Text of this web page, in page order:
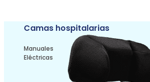
Camas hospitalarias
Manuales
Eléctricas